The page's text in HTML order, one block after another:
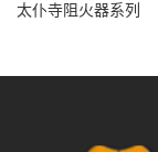
太仆寺阻火器系列